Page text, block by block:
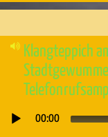
Klangteppich
Audio-
00:00